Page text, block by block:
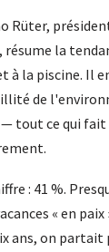
Rüter,
la
à la piscine. Il
de
tout ce qui
: 41 %.
« en paix
ans, on partait